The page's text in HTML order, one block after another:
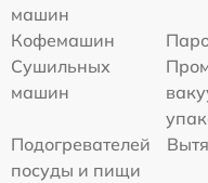
машин
Кофемашин
Сушильных
машин
Подогревателей
посуды и пищи